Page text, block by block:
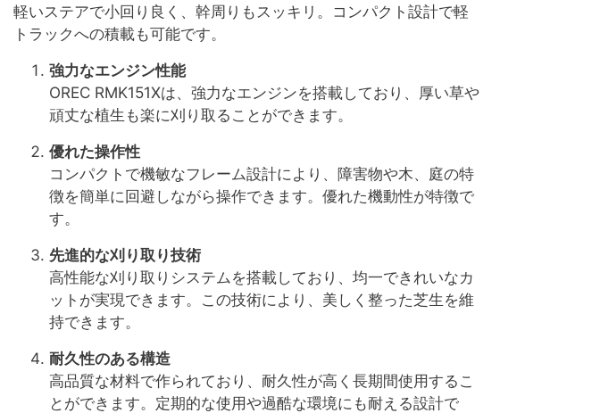
軽いステアで小回り良く、幹周りもスッキリ。コンパクト設計で軽
トラックへの積載も可能です。
強力なエンジン性能
OREC RMK151Xは、強力なエンジンを搭載しており、厚い草や
頑丈な植生も楽に刈り取ることができます。
優れた操作性
コンパクトで機敏なフレーム設計により、障害物や木、庭の特
徴を簡単に回避しながら操作できます。優れた機動性が特徴で
す。
先進的な刈り取り技術
高性能な刈り取りシステムを搭載しており、均一できれいなカ
ットが実現できます。この技術により、美しく整った芝生を維
持できます。
耐久性のある構造
高品質な材料で作られており、耐久性が高く長期間使用するこ
とができます。定期的な使用や過酷な環境にも耐える設計で